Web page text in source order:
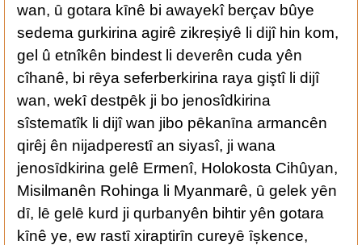
wan, ȗ gotara kȋnê bi awayekî berçav bûye
sedema gurkirina agirê zikreșiyê li dijî hin kom,
gel û etnîkên bindest li deverên cuda yên
cîhanê, bi rȇya seferberkirina raya giştî li dijî
wan, wekȋ destpȇk ji bo jenosîdkirina
sîstematîk li dijî wan jibo pȇkanȋna armancên
qirêj ên nijadperestȋ an siyasî, ji wana
jenosȋdkirina gelê Ermenî, Holokosta Cihûyan,
Misilmanên Rohinga li Myanmarê, ȗ gelek yȇn
dȋ, lȇ gelȇ kurd ji qurbanyên bihtir yên gotara
kȋnê ye, ew rastȋ xiraptirȋn cureyȇ ȋșkence,